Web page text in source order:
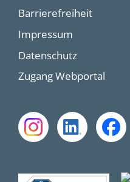
Barrierefreiheit
Impressum
Datenschutz
Zugang Webportal